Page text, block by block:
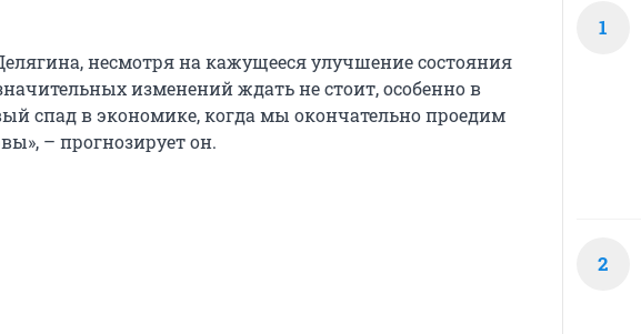
несмотря на кажущееся улучшение состояния
изменений ждать не стоит, особенно в
спад в экономике, когда мы окончательно проедим
– прогнозирует он.
1
2